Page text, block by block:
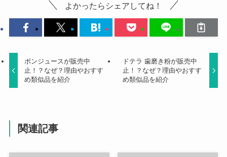
よかったらシェアしてね！
ポンジュースが販売中
止！？なぜ？理由やおすす
め類似品を紹介
ドテラ 歯磨き粉が販売中
止！？なぜ？理由やおすす
め類似品を紹介
関連記事